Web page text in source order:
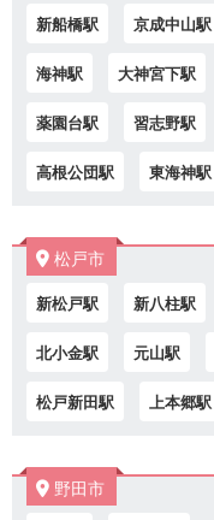
新船橋駅 京成中山駅
海神駅 大神宮下駅
薬園台駅 習志野駅
高根公団駅 東海神駅
松戸市
新松戸駅 新八柱駅
北小金駅 元山駅
松戸新田駅 上本郷駅
野田市